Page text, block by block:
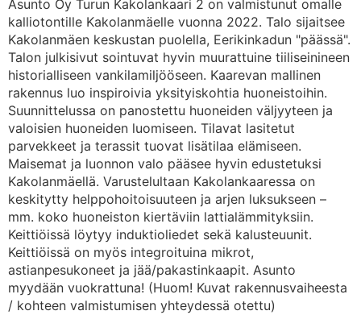
Asunto Oy Turun Kakolankaari 2 on valmistunut omalle
kalliotontille Kakolanmäelle vuonna 2022. Talo sijaitsee
Kakolanmäen keskustan puolella, Eerikinkadun "päässä".
Talon julkisivut sointuvat hyvin muurattuine tiiliseinineen
historialliseen vankilamiljööseen. Kaarevan mallinen
rakennus luo inspiroivia yksityiskohtia huoneistoihin.
Suunnittelussa on panostettu huoneiden väljyyteen ja
valoisien huoneiden luomiseen. Tilavat lasitetut
parvekkeet ja terassit tuovat lisätilaa elämiseen.
Maisemat ja luonnon valo pääsee hyvin edustetuksi
Kakolanmäellä. Varustelultaan Kakolankaaressa on
keskitytty helppohoitoisuuteen ja arjen luksukseen –
mm. koko huoneiston kiertäviin lattialämmityksiin.
Keittiöissä löytyy induktioliedet sekä kalusteuunit.
Keittiöissä on myös integroituina mikrot,
astianpesukoneet ja jää/pakastinkaapit. Asunto
myydään vuokrattuna! (Huom! Kuvat rakennusvaiheesta
/ kohteen valmistumisen yhteydessä otettu)